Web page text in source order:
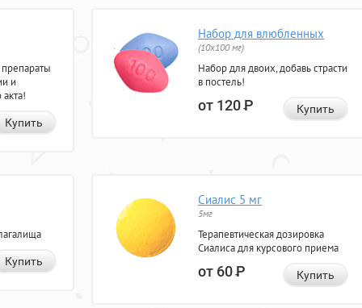
и
Купить
Набор для влюбленных
(10х100 мг)
Набор для двоих, добавь страсти
в постель!
от 120Р Купить
Купить
Сиалис 5 мг
5мг
Терапевтическая дозировка
Сиалиса для курсового приема
от 60Р Купить